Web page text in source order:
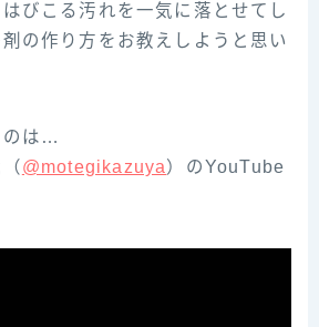
びこる汚れを一気に落とせてし
の作り方をお教えしようと思い
のは…
@motegikazuya）のYouTube